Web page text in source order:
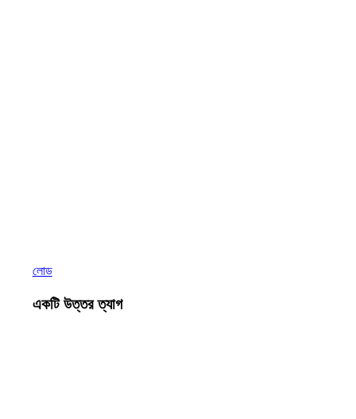
লোড
একটি উত্তর ত্যাগ